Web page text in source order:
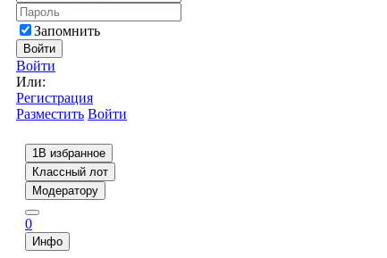
Запомнить
Войти
Войти
Или:
Регистрация
Разместить Войти
1В избранное
Классный лот
Модератору
0
Инфо